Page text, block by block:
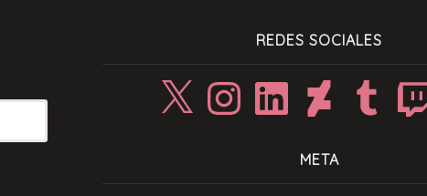
REDES SOCIALES
InstagramLinkedIn DeviantArtTumblr Twitch
META